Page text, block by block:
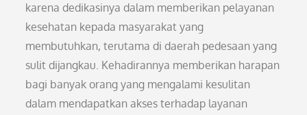
karena dedikasinya dalam memberikan pelayanan
kesehatan kepada masyarakat yang
membutuhkan, terutama di daerah pedesaan yang
sulit dijangkau. Kehadirannya memberikan harapan
bagi banyak orang yang mengalami kesulitan
dalam mendapatkan akses terhadap layanan